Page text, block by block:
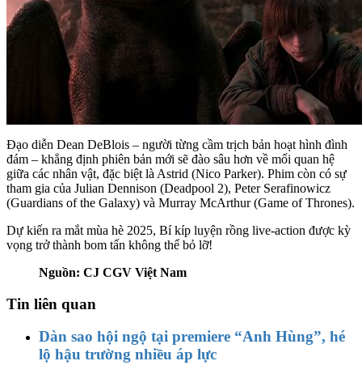
Đạo diễn Dean DeBlois – người từng cầm trịch bản hoạt hình đình
đám – khẳng định phiên bản mới sẽ đào sâu hơn về mối quan hệ
giữa các nhân vật, đặc biệt là Astrid (Nico Parker). Phim còn có sự
tham gia của Julian Dennison (Deadpool 2), Peter Serafinowicz
(Guardians of the Galaxy) và Murray McArthur (Game of Thrones).
Dự kiến ra mắt mùa hè 2025, Bí kíp luyện rồng live-action được kỳ
vọng trở thành bom tấn không thể bỏ lỡ!
Nguồn: CJ CGV Việt Nam
Tin liên quan
Dàn sao hội ngộ tại premiere “Anh Hùng”, hé
lộ hậu trường nhiều áp lực